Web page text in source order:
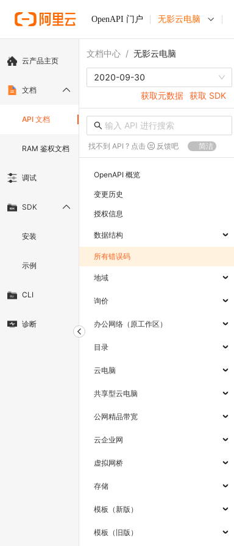
OpenAPI 门户 无影云电脑
云产品主页
文档
API 文档
RAM 鉴权文档
调试
SDK
安装
示例
CLI
诊断
文档中心 / 无影云电脑
2020-09-30
获取元数据 获取 SDK
找不到 API ? 点击 反馈吧 简洁
OpenAPI 概览
变更历史
授权信息
数据结构
所有错误码
地域
询价
办公网络（原工作区）
目录
云电脑
共享型云电脑
公网精品带宽
云企业网
虚拟网桥
存储
模板（新版）
模板（旧版）